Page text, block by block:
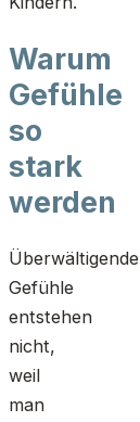
Warum
Gefühle
so
stark
werden
Überwältigende
Gefühle
entstehen
nicht,
weil
man